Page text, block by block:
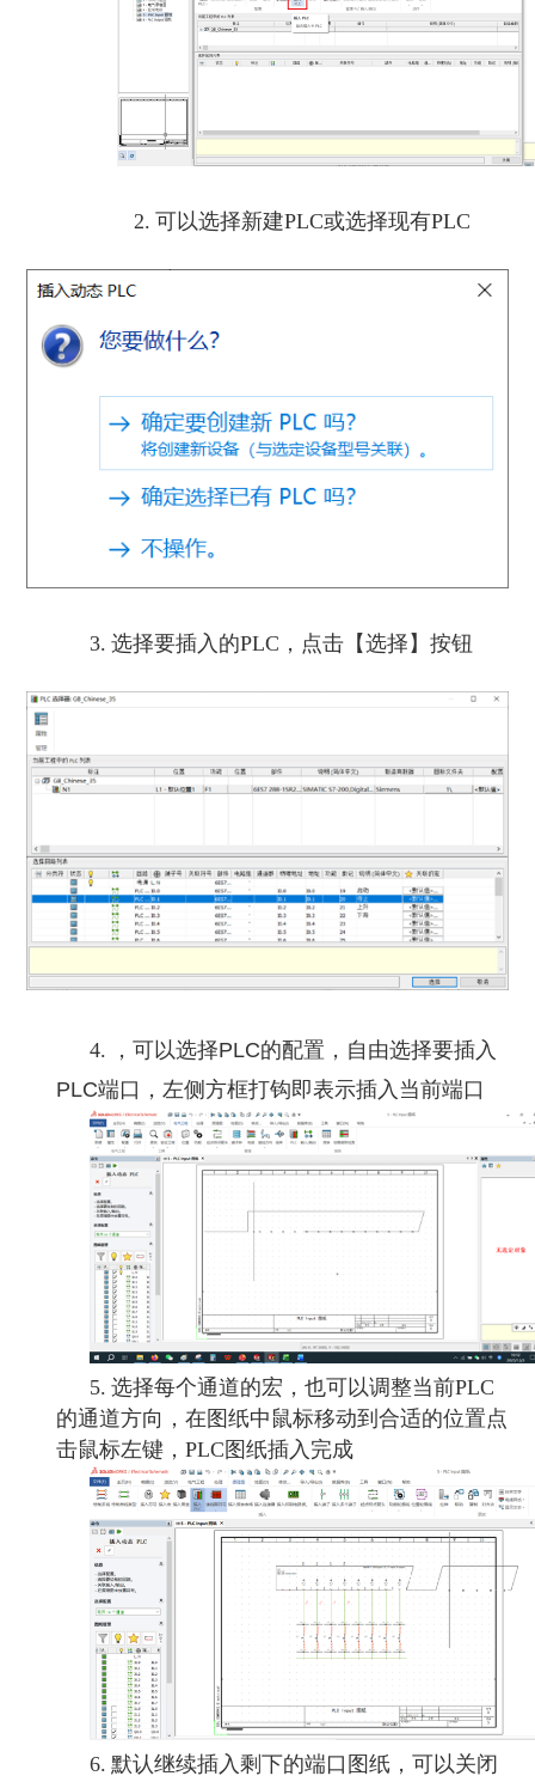
2. 可以选择新建PLC或选择现有PLC
3. 选择要插入的PLC，点击【选择】按钮
4.
，可以选择PLC的配置，自由选择要插入
PLC端口，左侧方框打钩即表示插入当前端口
5. 选择每个通道的宏，也可以调整当前PLC
的通道方向，在图纸中鼠标移动到合适的位置点
击鼠标左键，PLC图纸插入完成
6. 默认继续插入剩下的端口图纸，可以关闭